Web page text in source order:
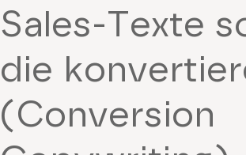
Sales-Texte
die
(Conversion